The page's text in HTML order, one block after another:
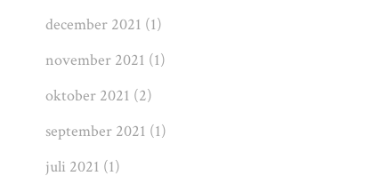
december 2021 (1)
november 2021 (1)
oktober 2021 (2)
september 2021 (1)
juli 2021 (1)